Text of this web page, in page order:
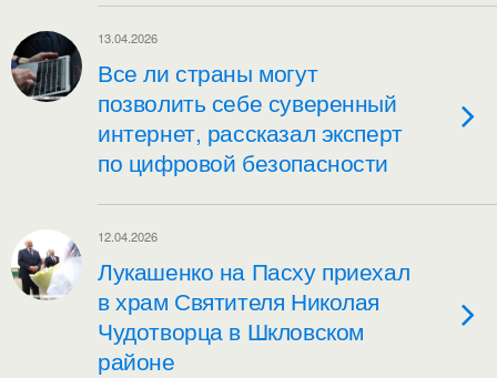
13.04.2026
Все ли страны могут
позволить себе суверенный
интернет, рассказал эксперт
по цифровой безопасности
12.04.2026
Лукашенко на Пасху приехал
в храм Святителя Николая
Чудотворца в Шкловском
районе